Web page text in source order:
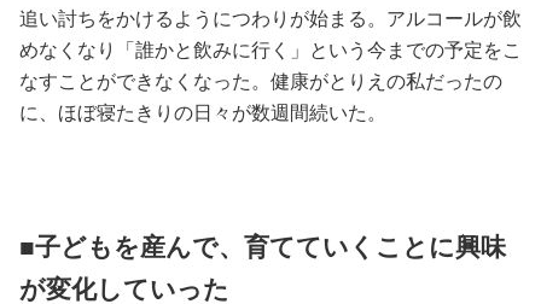
追い討ちをかけるようにつわりが始まる。アルコールが飲
めなくなり「誰かと飲みに行く」という今までの予定をこ
なすことができなくなった。健康がとりえの私だったの
に、ほぼ寝たきりの日々が数週間続いた。
■子どもを産んで、育てていくことに興味
が変化していった